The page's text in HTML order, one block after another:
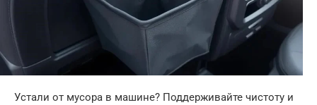
Устали от мусора в машине? Поддерживайте чистоту и